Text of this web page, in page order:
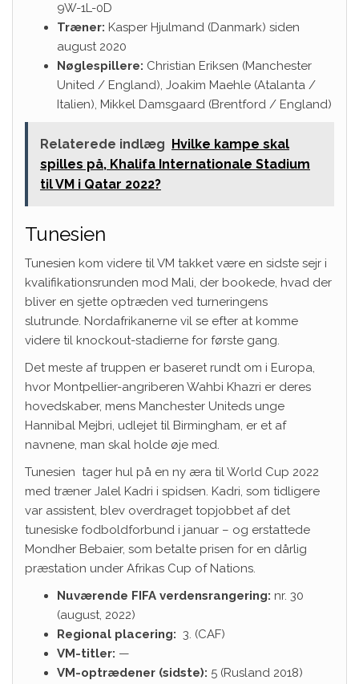
9W-1L-0D
Træner: Kasper Hjulmand (Danmark) siden
august 2020
Nøglespillere: Christian Eriksen (Manchester
United / England), Joakim Maehle (Atalanta /
Italien), Mikkel Damsgaard (Brentford / England)
Relaterede indlæg Hvilke kampe skal
spilles på, Khalifa Internationale Stadium
til VM i Qatar 2022?
Tunesien
Tunesien kom videre til VM takket være en sidste sejr i
kvalifikationsrunden mod Mali, der bookede, hvad der
bliver en sjette optræden ved turneringens
slutrunde. Nordafrikanerne vil se efter at komme
videre til knockout-stadierne for første gang.
Det meste af truppen er baseret rundt om i Europa,
hvor Montpellier-angriberen Wahbi Khazri er deres
hovedskaber, mens Manchester Uniteds unge
Hannibal Mejbri, udlejet til Birmingham, er et af
navnene, man skal holde øje med.
Tunesien tager hul på en ny æra til World Cup 2022
med træner Jalel Kadri i spidsen. Kadri, som tidligere
var assistent, blev overdraget topjobbet af det
tunesiske fodboldforbund i januar – og erstattede
Mondher Bebaier, som betalte prisen for en dårlig
præstation under Afrikas Cup of Nations.
Nuværende FIFA verdensrangering: nr. 30
(august, 2022)
Regional placering: 3. (CAF)
VM-titler: —
VM-optrædener (sidste): 5 (Rusland 2018)